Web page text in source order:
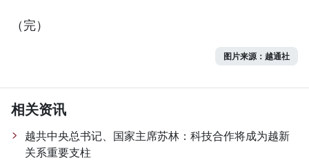
（完）
图片来源：越通社
相关资讯
越共中央总书记、国家主席苏林：科技合作将成为越新
关系重要支柱